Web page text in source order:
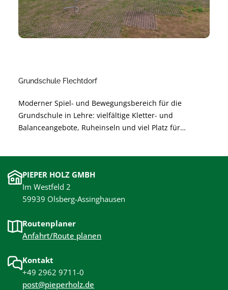
Grundschule Flechtdorf
Moderner Spiel- und Bewegungsbereich für die
Grundschule in Lehre: vielfältige Kletter- und
Balanceangebote, Ruheinseln und viel Platz für
für unbeschwertes Spielen.
PIEPER HOLZ GMBH
Im Westfeld 2
59939 Olsberg-Assinghausen
Routenplaner
Anfahrt/Route planen
Kontakt
+49 2962 9711-0
post@pieperholz.de